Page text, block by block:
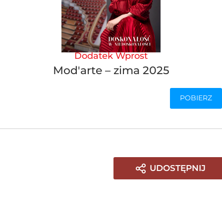
Dodatek Wprost
Mod'arte – zima 2025
POBIERZ
UDOSTĘPNIJ